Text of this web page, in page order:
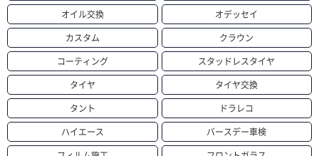
オイル交換 オデッセイ
カスタム クラウン
コーティング スタッドレスタイヤ
タイヤ タイヤ交換
タント ドラレコ
ハイエース バースデー車検